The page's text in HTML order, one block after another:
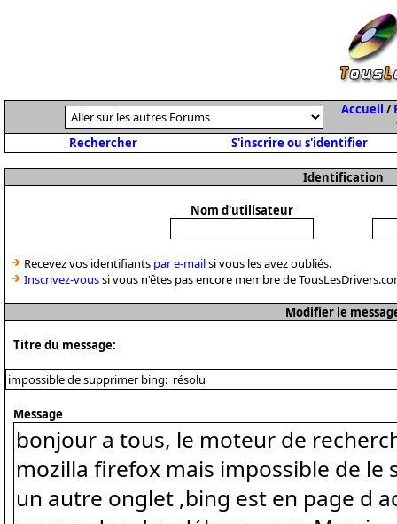
Accueil /
Rechercher
S'inscrire ou s'identifier
Identification
Nom d'utilisateur
Recevez vos identifiants par e-mailsi vous les avez oubliés.
Inscrivez-voussi vous n'êtes pas encore membre de
Modifier le
Titre du message:
Message